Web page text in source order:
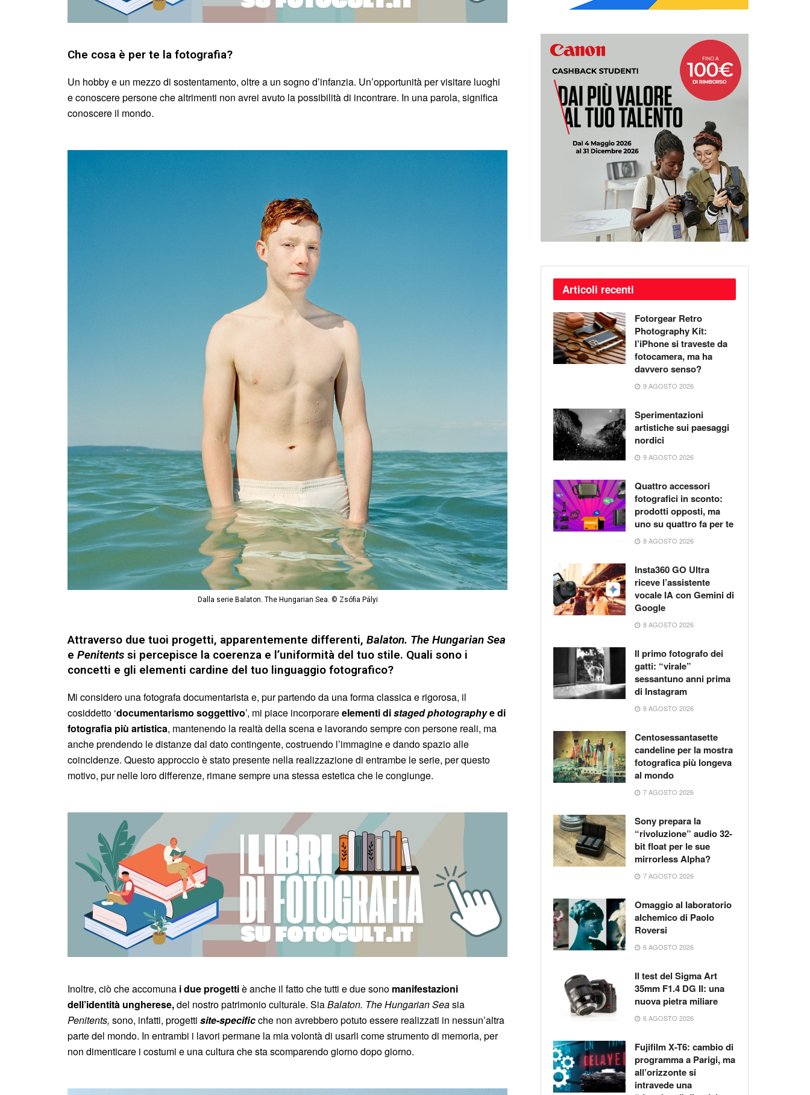
Che cosa è per te la fotografia?
Un hobby e un mezzo di sostentamento, oltre a un sogno d’infanzia. Un’opportunità per visitare luoghi
e conoscere persone che altrimenti non avrei avuto la possibilità di incontrare. In una parola, significa
conoscere il mondo.
Dalla serie Balaton. The Hungarian Sea. © Zsófia Pályi
Attraverso due tuoi progetti, apparentemente differenti, Balaton. The Hungarian Sea
e Penitents si percepisce la coerenza e l’uniformità del tuo stile. Quali sono i
concetti e gli elementi cardine del tuo linguaggio fotografico?
Mi considero una fotografa documentarista e, pur partendo da una forma classica e rigorosa, il
cosiddetto ‘documentarismo soggettivo’, mi piace incorporareelementi distaged photographye di
fotografia più artistica, mantenendo la realtà della scena e lavorando sempre con persone reali, ma
anche prendendo le distanze dal dato contingente, costruendo l’immagine e dando spazio alle
coincidenze. Questo approccio è stato presente nella realizzazione di entrambe le serie, per questo
motivo, pur nelle loro differenze, rimane sempre una stessa estetica che le congiunge.
Inoltre, ciò che accomuna i due progettiè anche il fatto che tutti e due sono manifestazioni
dell’identità ungherese,del nostro patrimonio culturale. SiaBalaton. The Hungarian Seasia
Penitents, sono, infatti, progetti site-specificche non avrebbero potuto essere realizzati in nessun’altra
parte del mondo. In entrambi i lavori permane la mia volontà di usarli come strumento di memoria, per
non dimenticare i costumi e una cultura che sta scomparendo giorno dopo giorno.
Articoli recenti
Fotorgear Retro
Photography Kit:
l’iPhone si traveste da
fotocamera, ma ha
davvero senso?
9 AGOSTO 2026
Sperimentazioni
artistiche sui paesaggi
nordici
9 AGOSTO 2026
Quattro accessori
fotografici in sconto:
prodotti opposti, ma
uno su quattro fa per te
8 AGOSTO 2026
Insta360 GO Ultra
riceve l’assistente
vocale IA con Gemini di
Google
8 AGOSTO 2026
Il primo fotografo dei
gatti: “virale”
sessantuno anni prima
di Instagram
8 AGOSTO 2026
Centosessantasette
candeline per la mostra
fotografica più longeva
al mondo
7 AGOSTO 2026
Sony prepara la
“rivoluzione” audio 32-
bit float per le sue
mirrorless Alpha?
7 AGOSTO 2026
Omaggio al laboratorio
alchemico di Paolo
Roversi
6 AGOSTO 2026
Il test del Sigma Art
35mm F1.4 DG II: una
nuova pietra miliare
6 AGOSTO 2026
Fujifilm X-T6: cambio di
programma a Parigi, ma
all’orizzonte si
intravede una